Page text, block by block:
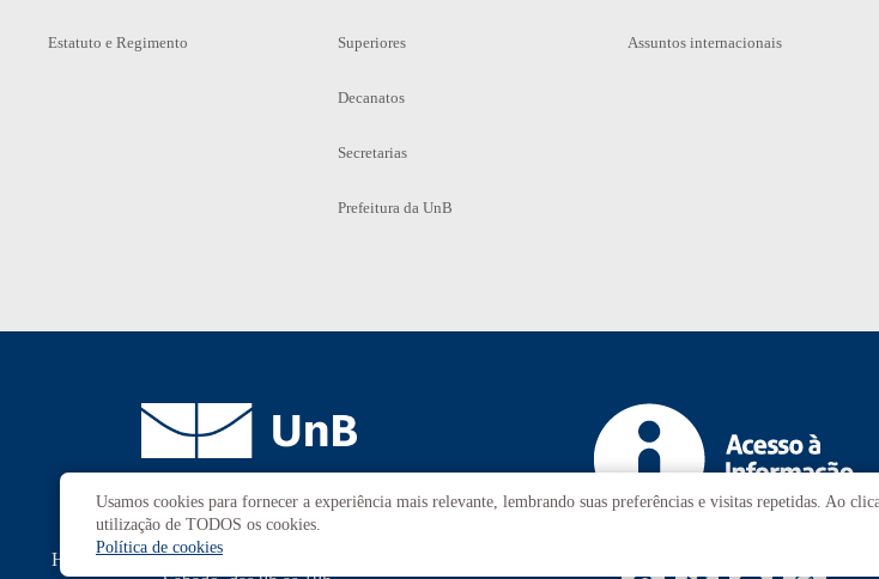
Estatuto e Regimento Superiores
Decanatos
Secretarias
Prefeitura da UnB
Assuntos internacionais
Campus Universitário Darcy Ribeiro
Brasília-DF | CEP 70910-900
Horário de funcionamento: de 2ª a 6ª, das 7h às 23h.
Usamos cookies para fornecer a experiência mais relevante, lembrando suas preferências e visitas repetidas. Ao
utilização de TODOS os cookies.
Política de cookies